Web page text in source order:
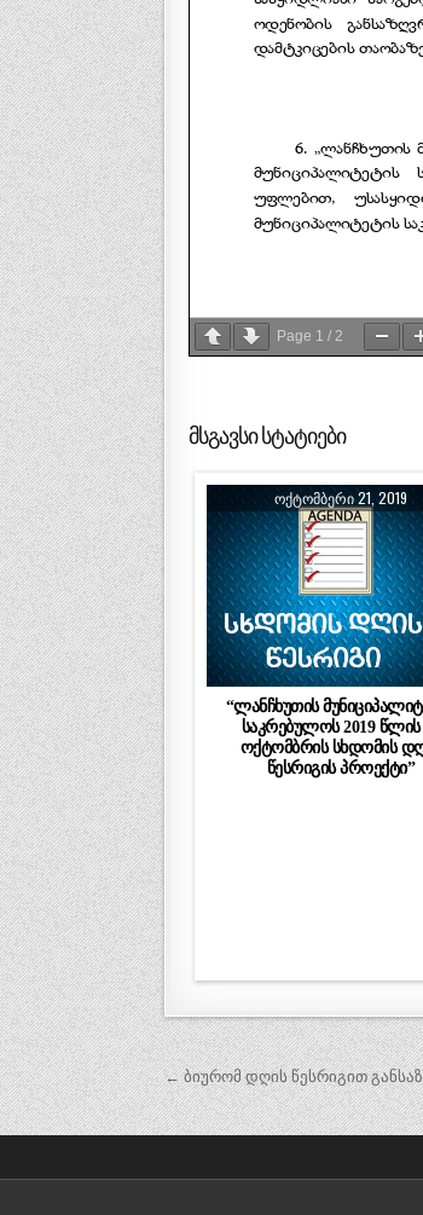
Page 1 /2
მსგავსი სტატიები
ᲝᲥᲢᲝᲛᲑᲔᲠᲘ 21, 2019
“ლანჩხუთის
საკრებულოს 2019 წლის
ოქტომბრის სხდომის
წესრიგის პროექტი”
პოსტის
ნავიგაცია
← ბიურომ დღის წესრიგით